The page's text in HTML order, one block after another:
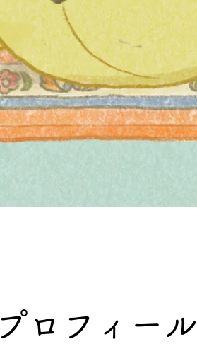
​プロフィール